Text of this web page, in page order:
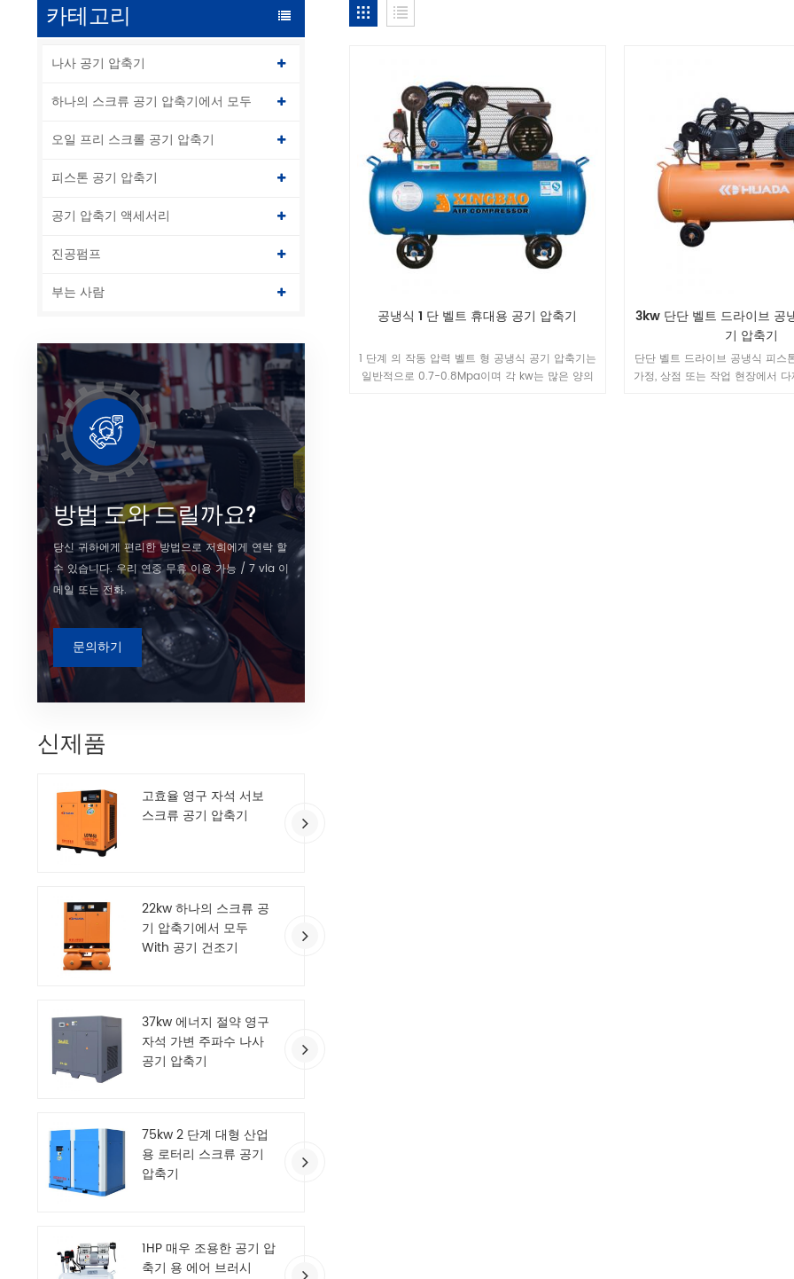
카테고리
나사 공기 압축기
하나의 스크류 공기 압축기에서 모두
오일 프리 스크롤 공기 압축기
피스톤 공기 압축기
공기 압축기 액세서리
진공펌프
부는 사람
방법 도와 드릴까요?
당신 귀하에게 편리한 방법으로 저희에게 연락 할
수 있습니다. 우리 연중 무휴 이용 가능 / 7 via 이
메일 또는 전화.
문의하기
신제품
고효율 영구 자석 서보
스크류 공기 압축기
22kw 하나의 스크류 공
기 압축기에서 모두
With 공기 건조기
37kw 에너지 절약 영구
자석 가변 주파수 나사
공기 압축기
75kw 2 단계 대형 산업
용 로터리 스크류 공기
압축기
1HP 매우 조용한 공기 압
축기 용 에어 브러시
공냉식 1 단 벨트 휴대용 공기 압축기
1 단계 의 작동 압력 벨트 형 공냉식 공기 압축기는
일반적으로 0.7-0.8Mpa이며 각 kw는 많은 양의
3kw 단단 벨트 드라이브 공
기 압축기
단단 벨트 드라이브 공냉식 피스
가정, 상점 또는 작업 현장에서